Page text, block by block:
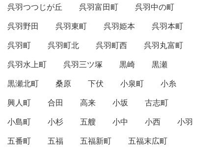
呉羽つつじが丘
呉羽富田町
呉羽中の町
呉羽野田
呉羽東町 呉羽姫本
呉羽本町
呉羽町
呉羽町北 呉羽町西
呉羽丸富町
呉羽水上町
呉羽三ツ塚 黒崎
黒瀬
黒瀬北町
桑原 下伏 小泉町
小糸
興人町
合田 高来 小坂
古志町
小島町
小杉 五艘 小中 小西
小羽
五番町
五福 五福新町
五福末広町